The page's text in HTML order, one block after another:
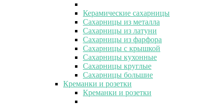
Керамические сахарницы
Сахарницы из металла
Сахарницы из латуни
Сахарницы из фарфора
Сахарницы с крышкой
Сахарницы кухонные
Сахарницы круглые
Сахарницы большие
Креманки и розетки
Креманки и розетки